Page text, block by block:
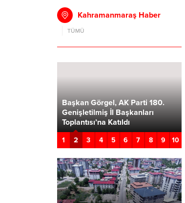
Kahramanmaraş Haber
TÜMÜ
Başkan Görgel, AK Parti 180.
Genişletilmiş İl Başkanları
Toplantısı’na Katıldı
1 2 3 4 5 6 7 8 9 10